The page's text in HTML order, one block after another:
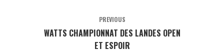
PREVIOUS
WATTS CHAMPIONNAT DES LANDES OPEN
ET ESPOIR